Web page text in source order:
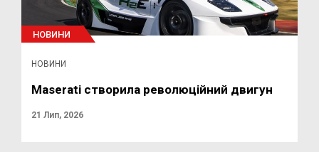
НОВИНИ
НОВИНИ
Maserati створила революційний двигун
21 Лип, 2026